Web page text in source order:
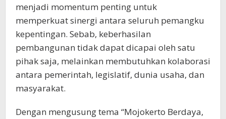
menjadi momentum penting untuk
memperkuat sinergi antara seluruh pemangku
kepentingan. Sebab, keberhasilan
pembangunan tidak dapat dicapai oleh satu
pihak saja, melainkan membutuhkan kolaborasi
antara pemerintah, legislatif, dunia usaha, dan
masyarakat.
Dengan mengusung tema “Mojokerto Berdaya,